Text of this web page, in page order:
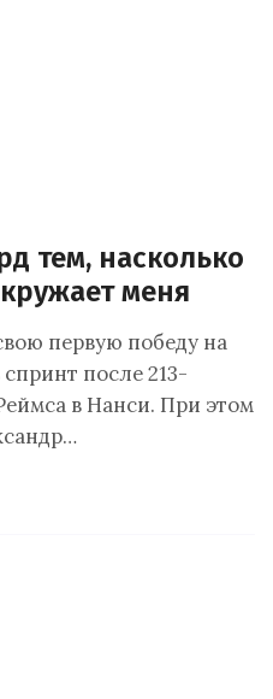
тем, насколько
меня
первую победу на
после 213-
в Нанси. При этом